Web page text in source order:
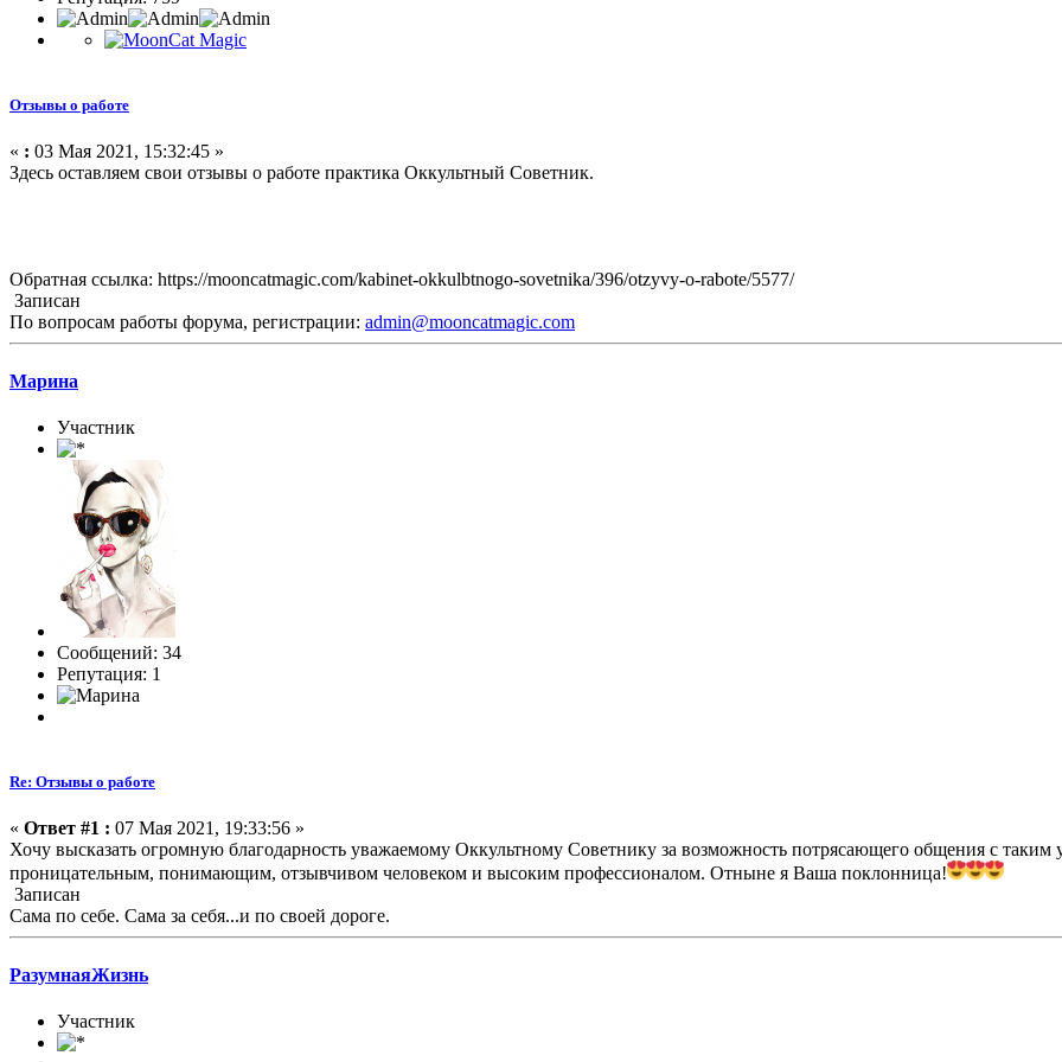
Отзывы о работе
« : 03 Мая 2021, 15:32:45 »
Здесь оставляем свои отзывы о работе практика Оккультный Советник.
Обратная ссылка: https://mooncatmagic.com/kabinet-okkulbtnogo-sovetnika/396/otzyvy-o-rabote/5577/
Записан
По вопросам работы форума, регистрации: admin@mooncatmagic.com
Марина
Участник
Сообщений: 34
Репутация: 1
Re: Отзывы о работе
« Ответ #1 : 07 Мая 2021, 19:33:56 »
Хочу высказать огромную благодарность уважаемому Оккультному Советнику за возможность потрясающего общения с таким
проницательным, понимающим, отзывчивом человеком и высоким профессионалом. Отныне я Ваша поклонница!
Записан
Сама по себе. Сама за себя...и по своей дороге.
РазумнаяЖизнь
Участник